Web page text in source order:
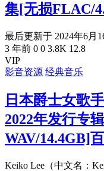
集[无损FLAC/
最后更新于 2024年6月
3 年前 0 0 3.8K 12.8
VIP
影音资源 经典音乐
日本爵士女歌
2022年发行专
WAV/14.4GB]
Keiko Lee（中文名：